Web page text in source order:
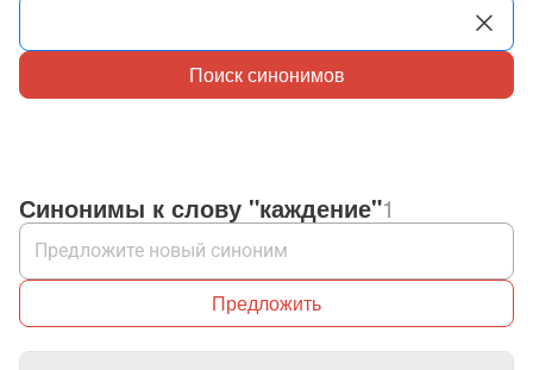
Поиск синонимов
Синонимы к слову "каждение"1
Предложить